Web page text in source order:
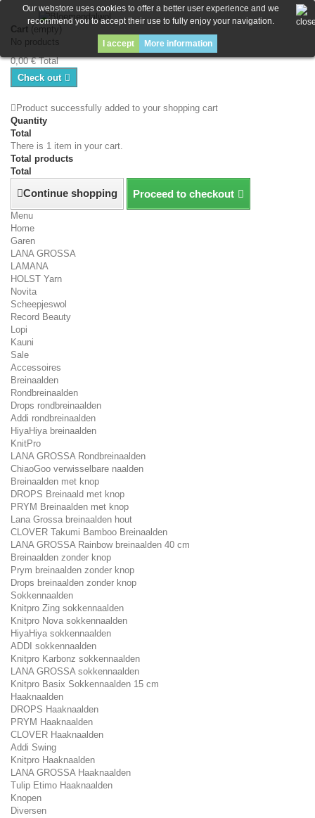
Cart (empty)
No products
0,00 € Total
Check out
Product successfully added to your shopping cart
Quantity
Total
There is 1 item in your cart.
Total products
Total
Continue shopping Proceed to checkout
Menu
Home
Garen
LANA GROSSA
LAMANA
HOLST Yarn
Novita
Scheepjeswol
Record Beauty
Lopi
Kauni
Sale
Accessoires
Breinaalden
Rondbreinaalden
Drops rondbreinaalden
Addi rondbreinaalden
HiyaHiya breinaalden
KnitPro
LANA GROSSA Rondbreinaalden
ChiaoGoo verwisselbare naalden
Breinaalden met knop
DROPS Breinaald met knop
PRYM Breinaalden met knop
Lana Grossa breinaalden hout
CLOVER Takumi Bamboo Breinaalden
LANA GROSSA Rainbow breinaalden 40 cm
Breinaalden zonder knop
Prym breinaalden zonder knop
Drops breinaalden zonder knop
Sokkennaalden
Knitpro Zing sokkennaalden
Knitpro Nova sokkennaalden
HiyaHiya sokkennaalden
ADDI sokkennaalden
Knitpro Karbonz sokkennaalden
LANA GROSSA sokkennaalden
Knitpro Basix Sokkennaalden 15 cm
Haaknaalden
DROPS Haaknaalden
PRYM Haaknaalden
CLOVER Haaknaalden
Addi Swing
Knitpro Haaknaalden
LANA GROSSA Haaknaalden
Tulip Etimo Haaknaalden
Knopen
Diversen
Our webstore uses cookies to offer a better user experience and we
recommend you to accept their use to fully enjoy your navigation.
I accept More information